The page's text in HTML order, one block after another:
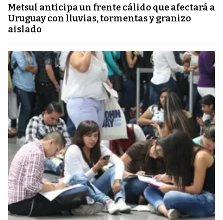
Metsul anticipa un frente cálido que afectará a
Uruguay con lluvias, tormentas y granizo
aislado